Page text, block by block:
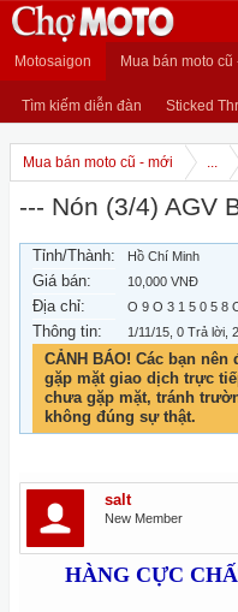
Motosaigon Mua bán moto cũ
Tìm kiếm diễn đàn Sticked
Mua bán moto cũ - mới ...
--- Nón (3/4) AGV
Tỉnh/Thành: Hồ Chí Minh
Giá bán: 10,000 VNĐ
Địa chỉ: O 9 O 3 1 5 0 5 8
Thông tin: 1/11/15 , 0 Trả lời,
CẢNH BÁO! Các bạn
gặp mặt giao dịch trực
chưa gặp mặt, tránh
không đúng sự thật.
salt
New Member
HÀNG CỰC